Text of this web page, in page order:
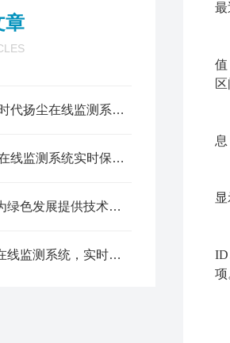
章
扬尘监测 智易时代扬尘在线监测系统科技助力“无尘”城市建设
扬尘监测 扬尘在线监测系统实时保障环境空气质量
工地扬尘监测为绿色发展提供技术支撑
工地标配扬尘在线监测系统，实时监测颗粒物污染
最
值
ID
项